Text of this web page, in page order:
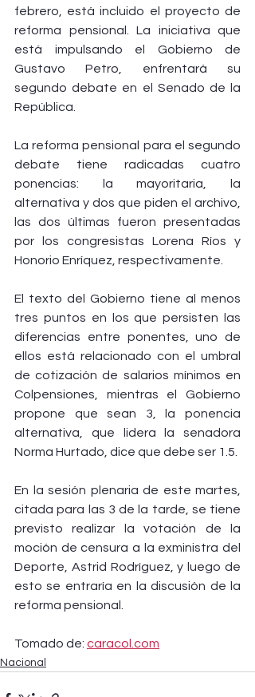
febrero, está incluido el proyecto de
reforma pensional. La iniciativa que
está impulsando el Gobierno de
Gustavo Petro, enfrentará su
segundo debate en el Senado de la
República.
La reforma pensional para el segundo
debate tiene radicadas cuatro
ponencias: la mayoritaria, la
alternativa y dos que piden el archivo,
las dos últimas fueron presentadas
por los congresistas Lorena Ríos y
Honorio Enríquez, respectivamente.
El texto del Gobierno tiene al menos
tres puntos en los que persisten las
diferencias entre ponentes, uno de
ellos está relacionado con el umbral
de cotización de salarios mínimos en
Colpensiones, mientras el Gobierno
propone que sean 3, la ponencia
alternativa, que lidera la senadora
Norma Hurtado, dice que debe ser 1.5.
En la sesión plenaria de este martes,
citada para las 3 de la tarde, se tiene
previsto realizar la votación de la
moción de censura a la exministra del
Deporte, Astrid Rodríguez, y luego de
esto se entraría en la discusión de la
reforma pensional.
Tomado de: caracol.com
Nacional